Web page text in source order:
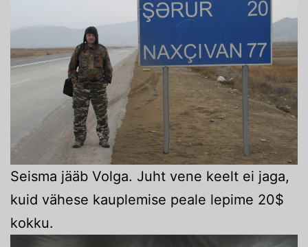
Seisma jääb Volga. Juht vene keelt ei jaga,
kuid vähese kauplemise peale lepime 20$
kokku.